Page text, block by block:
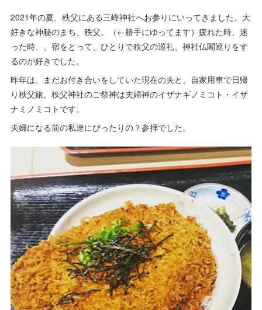
2021年の夏、秩父にある三峰神社へお参りにいってきました。大
好きな神秘のまち、秩父。（←勝手にゆってます）疲れた時、迷
った時、、宿をとって、ひとりで秩父の巡礼、神社仏閣巡りをす
るのが好きでした。
昨年は、まだお付き合いをしていた現在の夫と、自家用車で日帰
り秩父旅。秩父神社のご祭神は夫婦神のイザナギノミコト・イザ
ナミノミコトです。
夫婦になる前の私達にぴったりの？参拝でした。